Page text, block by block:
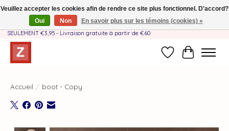
Fait à la main par une équipe mère-fille❤️ - Frais de livraison BE & NL
SEULEMENT €3,95 - Livraison gratuite à partir de €60
Liste dePanier
Accueil / boot - Copy
Veuillez accepter les cookies afin de rendre ce site plus fonctionnel. D'accord?
Oui
Non En savoir plus sur les témoins (cookies) »